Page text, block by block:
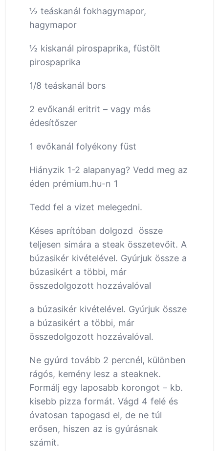
½ teáskanál fokhagymapor,
hagymapor
½ kiskanál pirospaprika, füstölt
pirospaprika
1/8 teáskanál bors
2 evőkanál eritrit – vagy más
édesítőszer
1 evőkanál folyékony füst
Hiányzik 1-2 alapanyag? Vedd meg az
éden prémium.hu-n 1
Tedd fel a vizet melegedni.
Késes aprítóban dolgozd össze
teljesen simára a steak összetevőit. A
búzasikér kivételével. Gyúrjuk össze a
búzasikért a többi, már
összedolgozott hozzávalóval
a búzasikér kivételével. Gyúrjuk össze
a búzasikért a többi, már
összedolgozott hozzávalóval.
Ne gyúrd tovább 2 percnél, különben
rágós, kemény lesz a steaknek.
Formálj egy laposabb korongot – kb.
kisebb pizza formát. Vágd 4 felé és
óvatosan tapogasd el, de ne túl
erősen, hiszen az is gyúrásnak
számít.